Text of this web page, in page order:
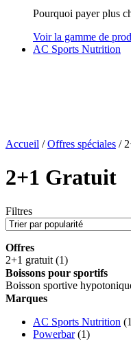
Pourquoi payer plus
Voir la gamme de
AC Sports Nutrition
Accueil /Offres spéciales /
2+1 Gratuit
Filtres
Offres
2+1 gratuit (1)
Boissons pour sportifs
Boisson sportive
Marques
AC Sports Nutrition
Powerbar (1)